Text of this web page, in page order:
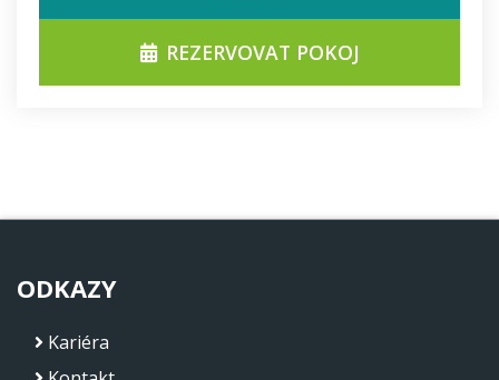
REZERVOVAT POKOJ
ODKAZY
Kariéra